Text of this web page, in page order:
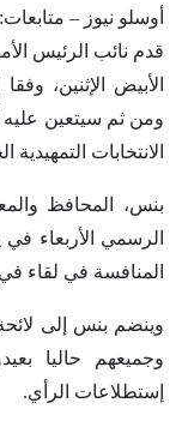
أوسلو نيوز – متابعات:
قدم نائب الرئيس
الأبيض الإثنين،
ومن ثم سيتعين
الانتخابات التمهيدية
بنس، المحافظ
الرسمي الأربعاء
المنافسة في لقاء في
وينضم بنس إلى
وجميعهم حاليا
إستطلاعات الرأي.